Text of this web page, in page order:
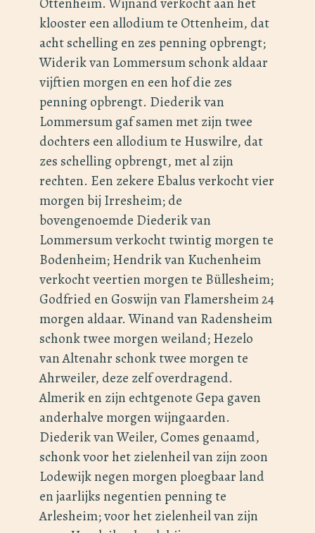
klooster een allodium te Ottenheim, dat
acht schelling en zes penning opbrengt;
Widerik van Lommersum schonk aldaar
vijftien morgen en een hof die zes
penning opbrengt. Diederik van
Lommersum gaf samen met zijn twee
dochters een allodium te Huswilre, dat
zes schelling opbrengt, met al zijn
rechten. Een zekere Ebalus verkocht vier
morgen bij Irresheim; de
bovengenoemde Diederik van
Lommersum verkocht twintig morgen te
Bodenheim; Hendrik van Kuchenheim
verkocht veertien morgen te Büllesheim;
Godfried en Goswijn van Flamersheim 24
morgen aldaar. Winand van Radensheim
schonk twee morgen weiland; Hezelo
van Altenahr schonk twee morgen te
Ahrweiler, deze zelf overdragend.
Almerik en zijn echtgenote Gepa gaven
anderhalve morgen wijngaarden.
Diederik van Weiler, Comes genaamd,
schonk voor het zielenheil van zijn zoon
Lodewijk negen morgen ploegbaar land
en jaarlijks negentien penning te
Arlesheim; voor het zielenheil van zijn